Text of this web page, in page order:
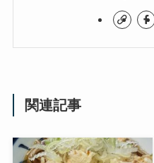
関連記事